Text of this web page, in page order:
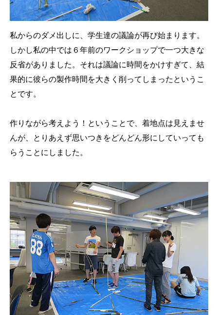
私からのダメ出しに、学生達の議論が再び始まります。
しかし私の中では６年前のワークショップで一つ大きな
反省がありました。それは議論に時間をかけすぎて、結
果的に彼らの製作時間を大きく削ってしまったというこ
とです。
作りながら考えよう！ということで、着地点は見えませ
んが、とりあえず思いつきをどんどん形にしていっても
らうことにしました。